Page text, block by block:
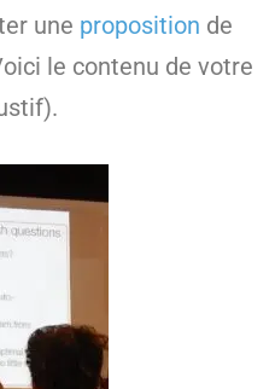
une proposition de
le contenu de votre